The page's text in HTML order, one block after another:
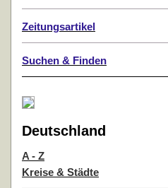
Zeitungsartikel
Suchen & Finden
Deutschland
A - Z
Kreise & Städte